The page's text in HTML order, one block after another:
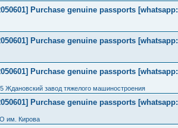
Purchase genuine passports [whatsapp:
Purchase genuine passports [whatsapp:
Purchase genuine passports [whatsapp:
Ждановский завод тяжелого машиностроения
Purchase genuine passports [whatsapp:
им. Кирова